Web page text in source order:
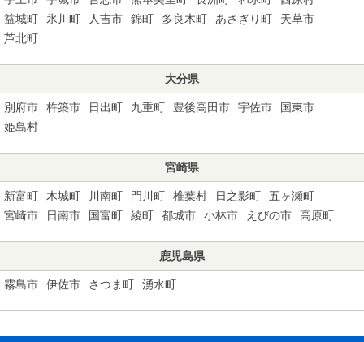
益城町
氷川町 人吉市 錦町 多良木町 あさぎり町
天草市
芦北町
大分県
別府市 杵築市 日出町 九重町 豊後高田市 宇佐市
国東市
姫島村
宮崎県
新富町 木城町 川南町 門川町 椎葉村 日之影町
五ヶ瀬町
宮崎市
日南市 国富町 綾町 都城市 小林市 えびの市 高原町
鹿児島県
霧島市 伊佐市 さつま町 湧水町